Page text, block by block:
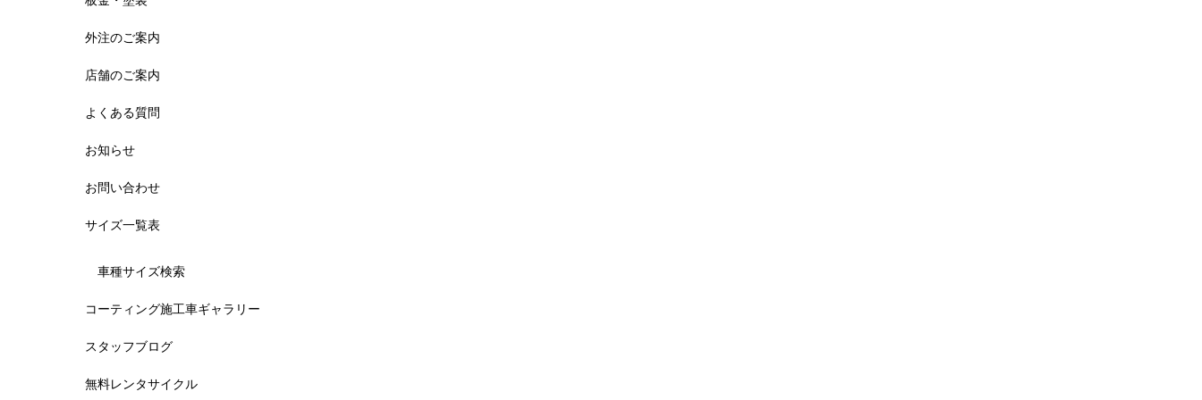
外注のご案内
店舗のご案内
よくある質問
お知らせ
お問い合わせ
サイズ一覧表
車種サイズ検索
コーティング施工車ギャラリー
スタッフブログ
無料レンタサイクル